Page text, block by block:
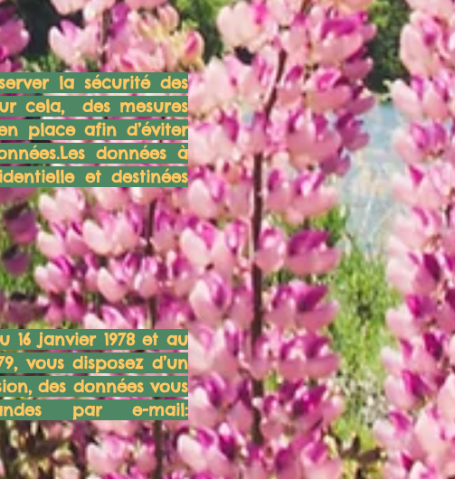
la sécurité des
cela, des mesures
place afin d’éviter
données à
et destinées
16 janvier 1978 et au
vous disposez d’un
des données vous
par e-mail: